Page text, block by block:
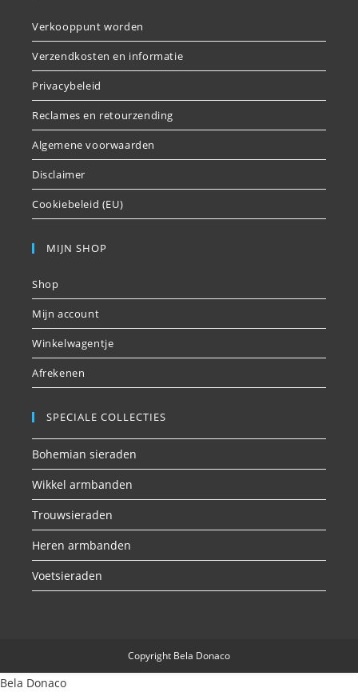
Verkooppunt worden
Verzendkosten en informatie
Privacybeleid
Reclames en retourzending
Algemene voorwaarden
Disclaimer
Cookiebeleid (EU)
MIJN SHOP
Shop
Mijn account
Winkelwagentje
Afrekenen
SPECIALE COLLECTIES
Bohemian sieraden
Wikkel armbanden
Trouwsieraden
Heren armbanden
Voetsieraden
Copyright Bela Donaco
Bela Donaco